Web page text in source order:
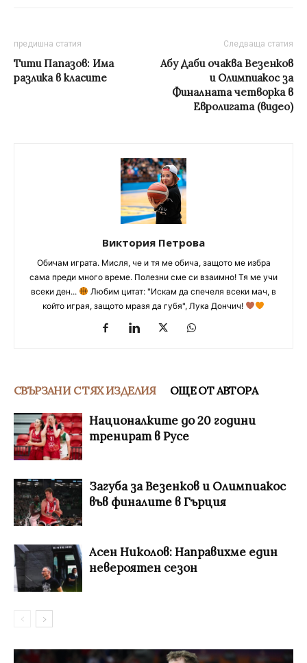
предишна статия
Тити Папазов: Има
разлика в класите
Следваща статия
Абу Даби очаква Везенков
и Олимпиакос за
Финалната четворка в
Евролигата (видео)
Виктория Петрова
Обичам играта. Мисля, че и тя ме обича, защото ме избра
сама преди много време. Полезни сме си взаимно! Тя ме учи
всеки ден...
Любим цитат: "Искам да спечеля всеки мач, в
който играя, защото мразя да губя", Лука Дончич!
СВЪРЗАНИ С ТЯХ ИЗДЕЛИЯ ОЩЕ ОТ АВТОРА
Националките до 20 години
тренират в Русе
Загуба за Везенков и Олимпиакос
във финалите в Гърция
Асен Николов: Направихме един
невероятен сезон